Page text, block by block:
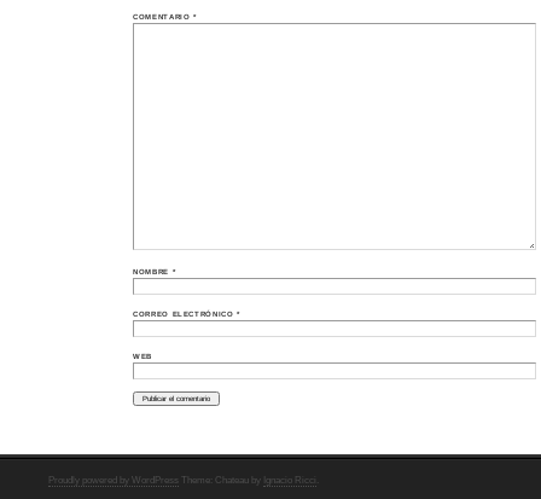
COMENTARIO*
NOMBRE *
CORREO ELECTRÓNICO*
WEB
Proudly powered by WordPress Theme: Chateau by Ignacio Ricci